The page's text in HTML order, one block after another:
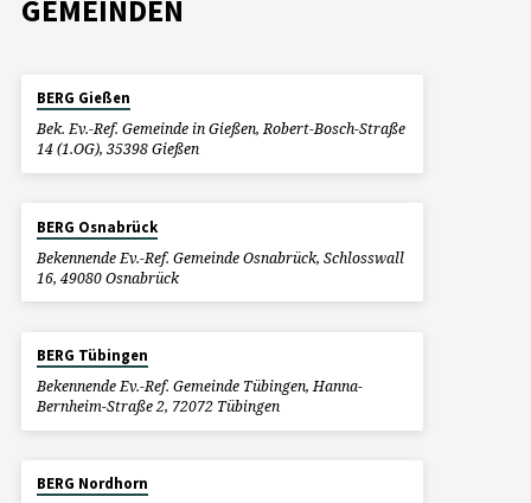
GEMEINDEN
BERG Gießen
Bek. Ev.-Ref. Gemeinde in Gießen, Robert-Bosch-Straße
14 (1.OG), 35398 Gießen
BERG Osnabrück
Bekennende Ev.-Ref. Gemeinde Osnabrück, Schlosswall
16, 49080 Osnabrück
BERG Tübingen
Bekennende Ev.-Ref. Gemeinde Tübingen, Hanna-
Bernheim-Straße 2, 72072 Tübingen
BERG Nordhorn